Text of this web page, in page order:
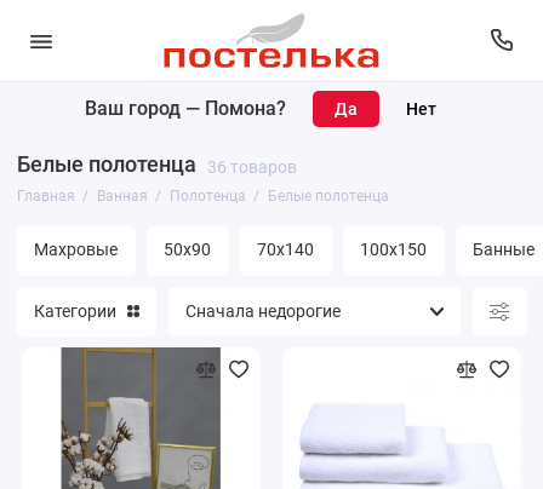
Ваш город — Помона?
Белые полотенца 36 товаров
Главная Ванная Полотенца Белые полотенца
Махровые 50х90 70х140 100х150 Банные
Полотенца
Банные принадлежности
Простыни
Уголки махровые
Категории